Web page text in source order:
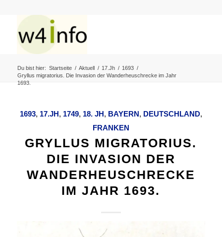
Du bist hier: Startseite / Aktuell / 17.Jh / 1693 /
Gryllus migratorius. Die Invasion der Wanderheuschrecke im Jahr
1693.
1693, 17.JH, 1749, 18. JH, BAYERN, DEUTSCHLAND,
FRANKEN
GRYLLUS MIGRATORIUS.
DIE INVASION DER
WANDERHEUSCHRECKE
IM JAHR 1693.